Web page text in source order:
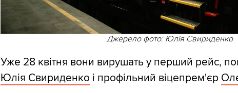
Джерело фото: Юлія Свириденко
Уже 28 квітня вони вирушать у перший рейс,
Юлія Свириденко і профільний віцепрем'єр